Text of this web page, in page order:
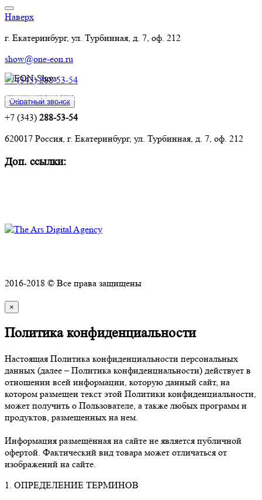
Наверх
г. Екатеринбург, ул. Турбинная, д. 7, оф. 212
show@one-eon.ru
+7 (343) 288-53-54
Обратный звонок
Контактная информация:
+7 (343) 288-53-54
620017 Россия, г. Екатеринбург, ул. Турбинная, д. 7, оф. 212
Доп. ссылки:
2016-2018 © Все права защищены
×
Политика конфиденциальности
Настоящая Политика конфиденциальности персональных
данных (далее – Политика конфиденциальности) действует в
отношении всей информации, которую данный сайт, на
котором размещен текст этой Политики конфиденциальности,
может получить о Пользователе, а также любых программ и
продуктов, размещенных на нем.
Информация размещённая на сайте не является публичной
офертой. Фактический вид товара может отличаться от
изображений на сайте.
1. ОПРЕДЕЛЕНИЕ ТЕРМИНОВ